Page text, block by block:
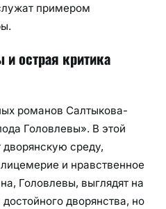
примером
острая критика
романов Салтыкова-
Головлевы». В этой
дворянскую среду,
и нравственное
Головлевы, выглядят на
дворянства, но